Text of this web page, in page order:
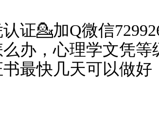
证💁加Q微信
办，心理学文凭
最快几天可以做